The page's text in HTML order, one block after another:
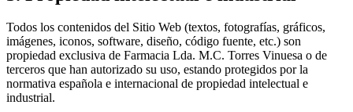
Todos los contenidos del Sitio Web (textos, fotografías, gráficos,
imágenes, iconos, software, diseño, código fuente, etc.) son
propiedad exclusiva de Farmacia Lda. M.C. Torres Vinuesa o de
terceros que han autorizado su uso, estando protegidos por la
normativa española e internacional de propiedad intelectual e
industrial.